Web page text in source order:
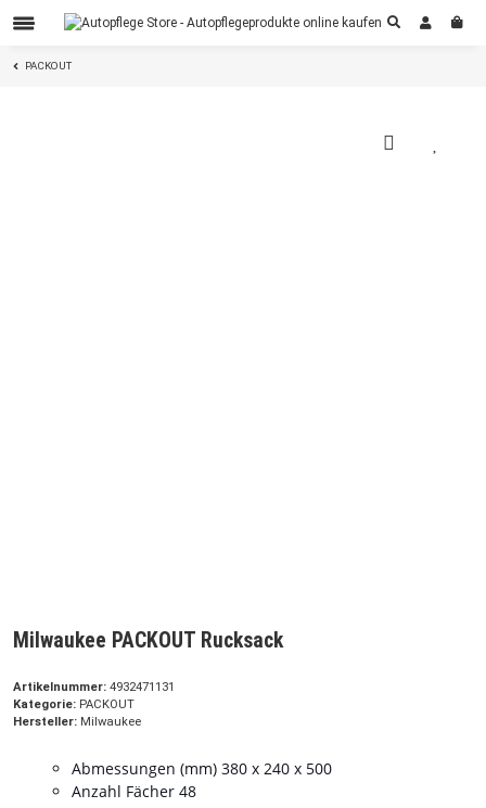
PACKOUT
Milwaukee PACKOUT Rucksack
Artikelnummer: 4932471131
Kategorie: PACKOUT
Hersteller: Milwaukee
Abmessungen (mm) 380 x 240 x 500
Anzahl Fächer 48